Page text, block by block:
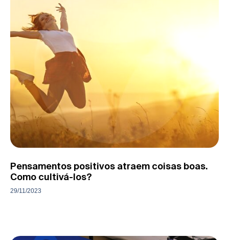
Pensamentos positivos atraem coisas boas.
Como cultivá-los?
29/11/2023